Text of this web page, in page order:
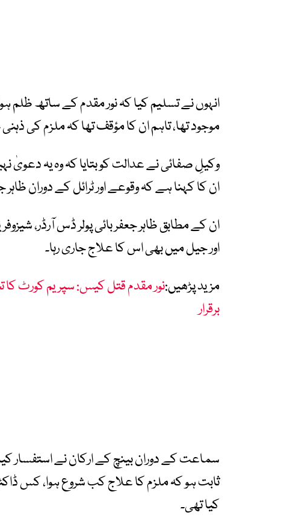
انہوں نے تسلیم کیا کہ نور مقدم کے ساتھ ظلم
موجود تھا، تاہم ان کا مؤقف تھا کہ ملزم کی
وکیلِ صفائی نے عدالت کو بتایا کہ وہ یہ دعویٰ
ان کا کہنا ہے کہ وقوعے اور ٹرائل کے دوران
ان کے مطابق ظاہر جعفر بائی پولر ڈس آرڈر،
اور جیل میں بھی اس کا علاج جاری رہا۔
مزید پڑھیں:نور مقدم قتل کیس: سپریم کورٹ کا
برقرار
سماعت کے دوران بینچ کے ارکان نے استفسار
ثابت ہو کہ ملزم کا علاج کب شروع ہوا، کس
کیا تھی۔